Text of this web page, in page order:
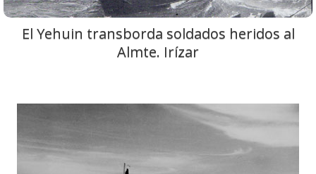
El Yehuin transborda soldados heridos al
Almte. Irízar